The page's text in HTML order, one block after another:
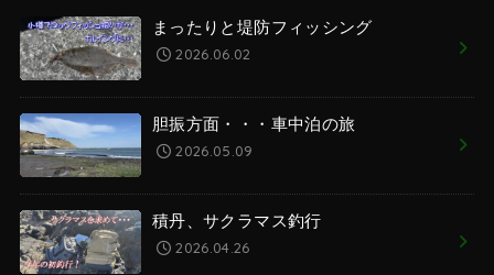
まったりと堤防フィッシング
2026.06.02
胆振方面・・・車中泊の旅
2026.05.09
積丹、サクラマス釣行
2026.04.26